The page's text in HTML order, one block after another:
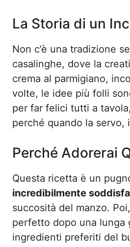
La Storia di un
Non c’è una tradizione
casalinghe, dove la
crema al parmigiano,
volte, le idee più folli
per far felici tutti a
perché quando la servo,
Perché Adorerai
Questa ricetta è un
incredibilmente
succosità del manzo.
perfetto dopo una lunga
ingredienti preferiti del